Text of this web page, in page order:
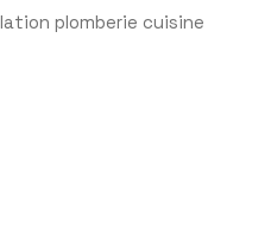
plomberie cuisine